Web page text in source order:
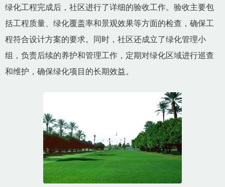
绿化工程完成后，社区进行了详细的验收工作。验收主要包
括工程质量、绿化覆盖率和景观效果等方面的检查，确保工
程符合设计方案的要求。同时，社区还成立了绿化管理小
组，负责后续的养护和管理工作，定期对绿化区域进行巡查
和维护，确保绿化项目的长期效益。